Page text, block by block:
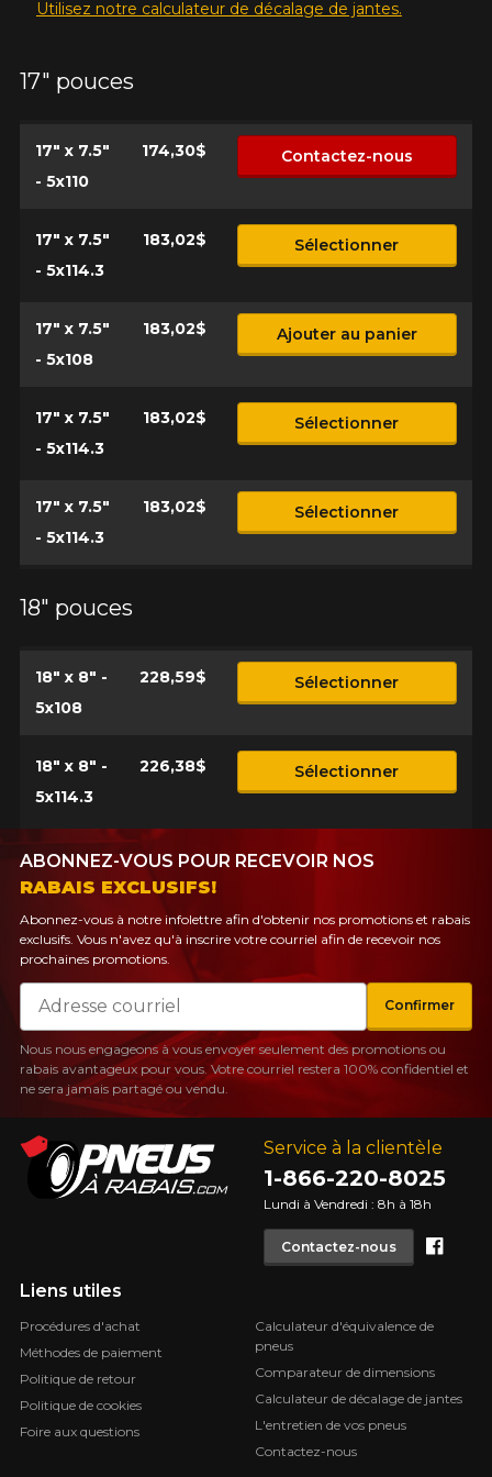
Utilisez notre calculateur de décalage de jantes.
17" pouces
17" x 7.5"
- 5x110
174,30$ Contactez-nous
17" x 7.5"
- 5x114.3
183,02$ Sélectionner
17" x 7.5"
- 5x108
183,02$ Ajouter au panier
17" x 7.5"
- 5x114.3
183,02$ Sélectionner
17" x 7.5"
- 5x114.3
183,02$ Sélectionner
18" pouces
18" x 8" -
5x108
228,59$ Sélectionner
18" x 8" -
5x114.3
226,38$ Sélectionner
Service à la clientèle
1-866-220-8025
Lundi à Vendredi : 8h à 18h
Contactez-nous
Liens utiles
Procédures d'achat
Méthodes de paiement
Politique de retour
Politique de cookies
Foire aux questions
Calculateur d'équivalence de
pneus
Comparateur de dimensions
Calculateur de décalage de jantes
L'entretien de vos pneus
Contactez-nous
ABONNEZ-VOUS POUR RECEVOIR NOS
RABAIS EXCLUSIFS!
Abonnez-vous à notre infolettre afin d'obtenir nos promotions et rabais
exclusifs. Vous n'avez qu'à inscrire votre courriel afin de recevoir nos
prochaines promotions.
Courriel
Confirmer
Nous nous engageons à vous envoyer seulement des promotions ou
rabais avantageux pour vous. Votre courriel restera 100% confidentiel et
ne sera jamais partagé ou vendu.